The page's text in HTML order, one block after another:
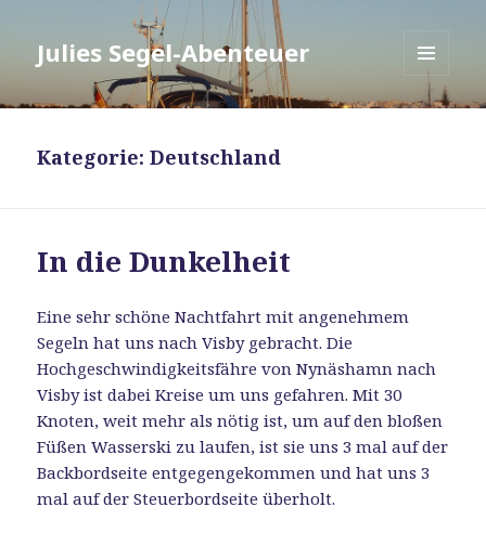
Julies Segel-Abenteuer
MENÜ
UND
Kategorie:Deutschland
In die Dunkelheit
Eine sehr schöne Nachtfahrt mit angenehmem
Segeln hat uns nach Visby gebracht. Die
Hochgeschwindigkeitsfähre von Nynäshamn nach
Visby ist dabei Kreise um uns gefahren. Mit 30
Knoten, weit mehr als nötig ist, um auf den bloßen
Füßen Wasserski zu laufen, ist sie uns 3 mal auf der
Backbordseite entgegengekommen und hat uns 3
mal auf der Steuerbordseite überholt.